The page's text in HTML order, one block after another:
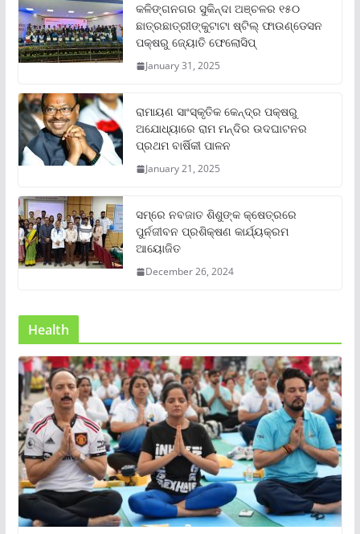
କଳିଙ୍ଗନଗର ସୁକିନ୍ଦା ଅଞ୍ଚଳର ୧୫୦
ଛାତ୍ରଛାତ୍ରୀଙ୍କୁଟାଟା ଷ୍ଟିଲ୍ ଫାଉଣ୍ଡେସନ
ପକ୍ଷରୁ ଜ୍ୟୋତି ଫେଲୋସିପ୍‌
January 31, 2025
ରାମାୟଣ ସାଂସ୍କୃତିକ କେନ୍ଦ୍ର ପକ୍ଷରୁ
ଅଯୋଧ୍ୟାରେ ରାମ ମନ୍ଦିର ଉଦଘାଟନର
ପ୍ରଥମ ବାର୍ଷିକୀ ପାଳନ
January 21, 2025
ସମ୍‌ରେ ନବଜାତ ଶିଶୁଙ୍କ କ୍ଷେତ୍ରରେ
ପୁର୍ନଜୀବନ ପ୍ରଶିକ୍ଷଣ କାର୍ଯ୍ୟକ୍ରମ
ଆୟୋଜିତ
December 26, 2024
Health